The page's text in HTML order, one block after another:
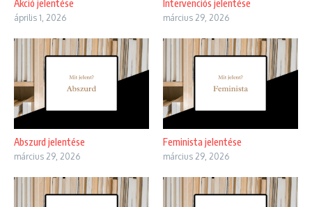
Akció jelentése
április 1, 2026
Intervenciós jelentése
március 29, 2026
Abszurd jelentése
március 29, 2026
Feminista jelentése
március 29, 2026